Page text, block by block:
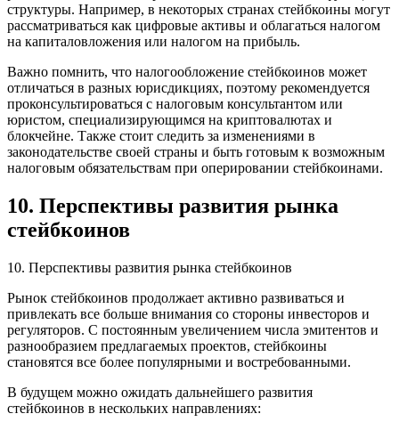
структуры. Например, в некоторых странах стейбкоины могут
рассматриваться как цифровые активы и облагаться налогом
на капиталовложения или налогом на прибыль.
Важно помнить, что налогообложение стейбкоинов может
отличаться в разных юрисдикциях, поэтому рекомендуется
проконсультироваться с налоговым консультантом или
юристом, специализирующимся на криптовалютах и
блокчейне. Также стоит следить за изменениями в
законодательстве своей страны и быть готовым к возможным
налоговым обязательствам при оперировании стейбкоинами.
10. Перспективы развития рынка
стейбкоинов
10. Перспективы развития рынка стейбкоинов
Рынок стейбкоинов продолжает активно развиваться и
привлекать все больше внимания со стороны инвесторов и
регуляторов. С постоянным увеличением числа эмитентов и
разнообразием предлагаемых проектов, стейбкоины
становятся все более популярными и востребованными.
В будущем можно ожидать дальнейшего развития
стейбкоинов в нескольких направлениях: